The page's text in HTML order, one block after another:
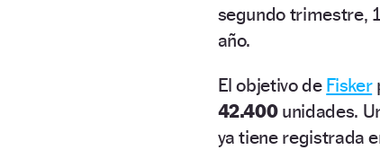
segundo trimestre,
año.
El objetivo de Fisker
42.400unidades.
ya tiene registrada